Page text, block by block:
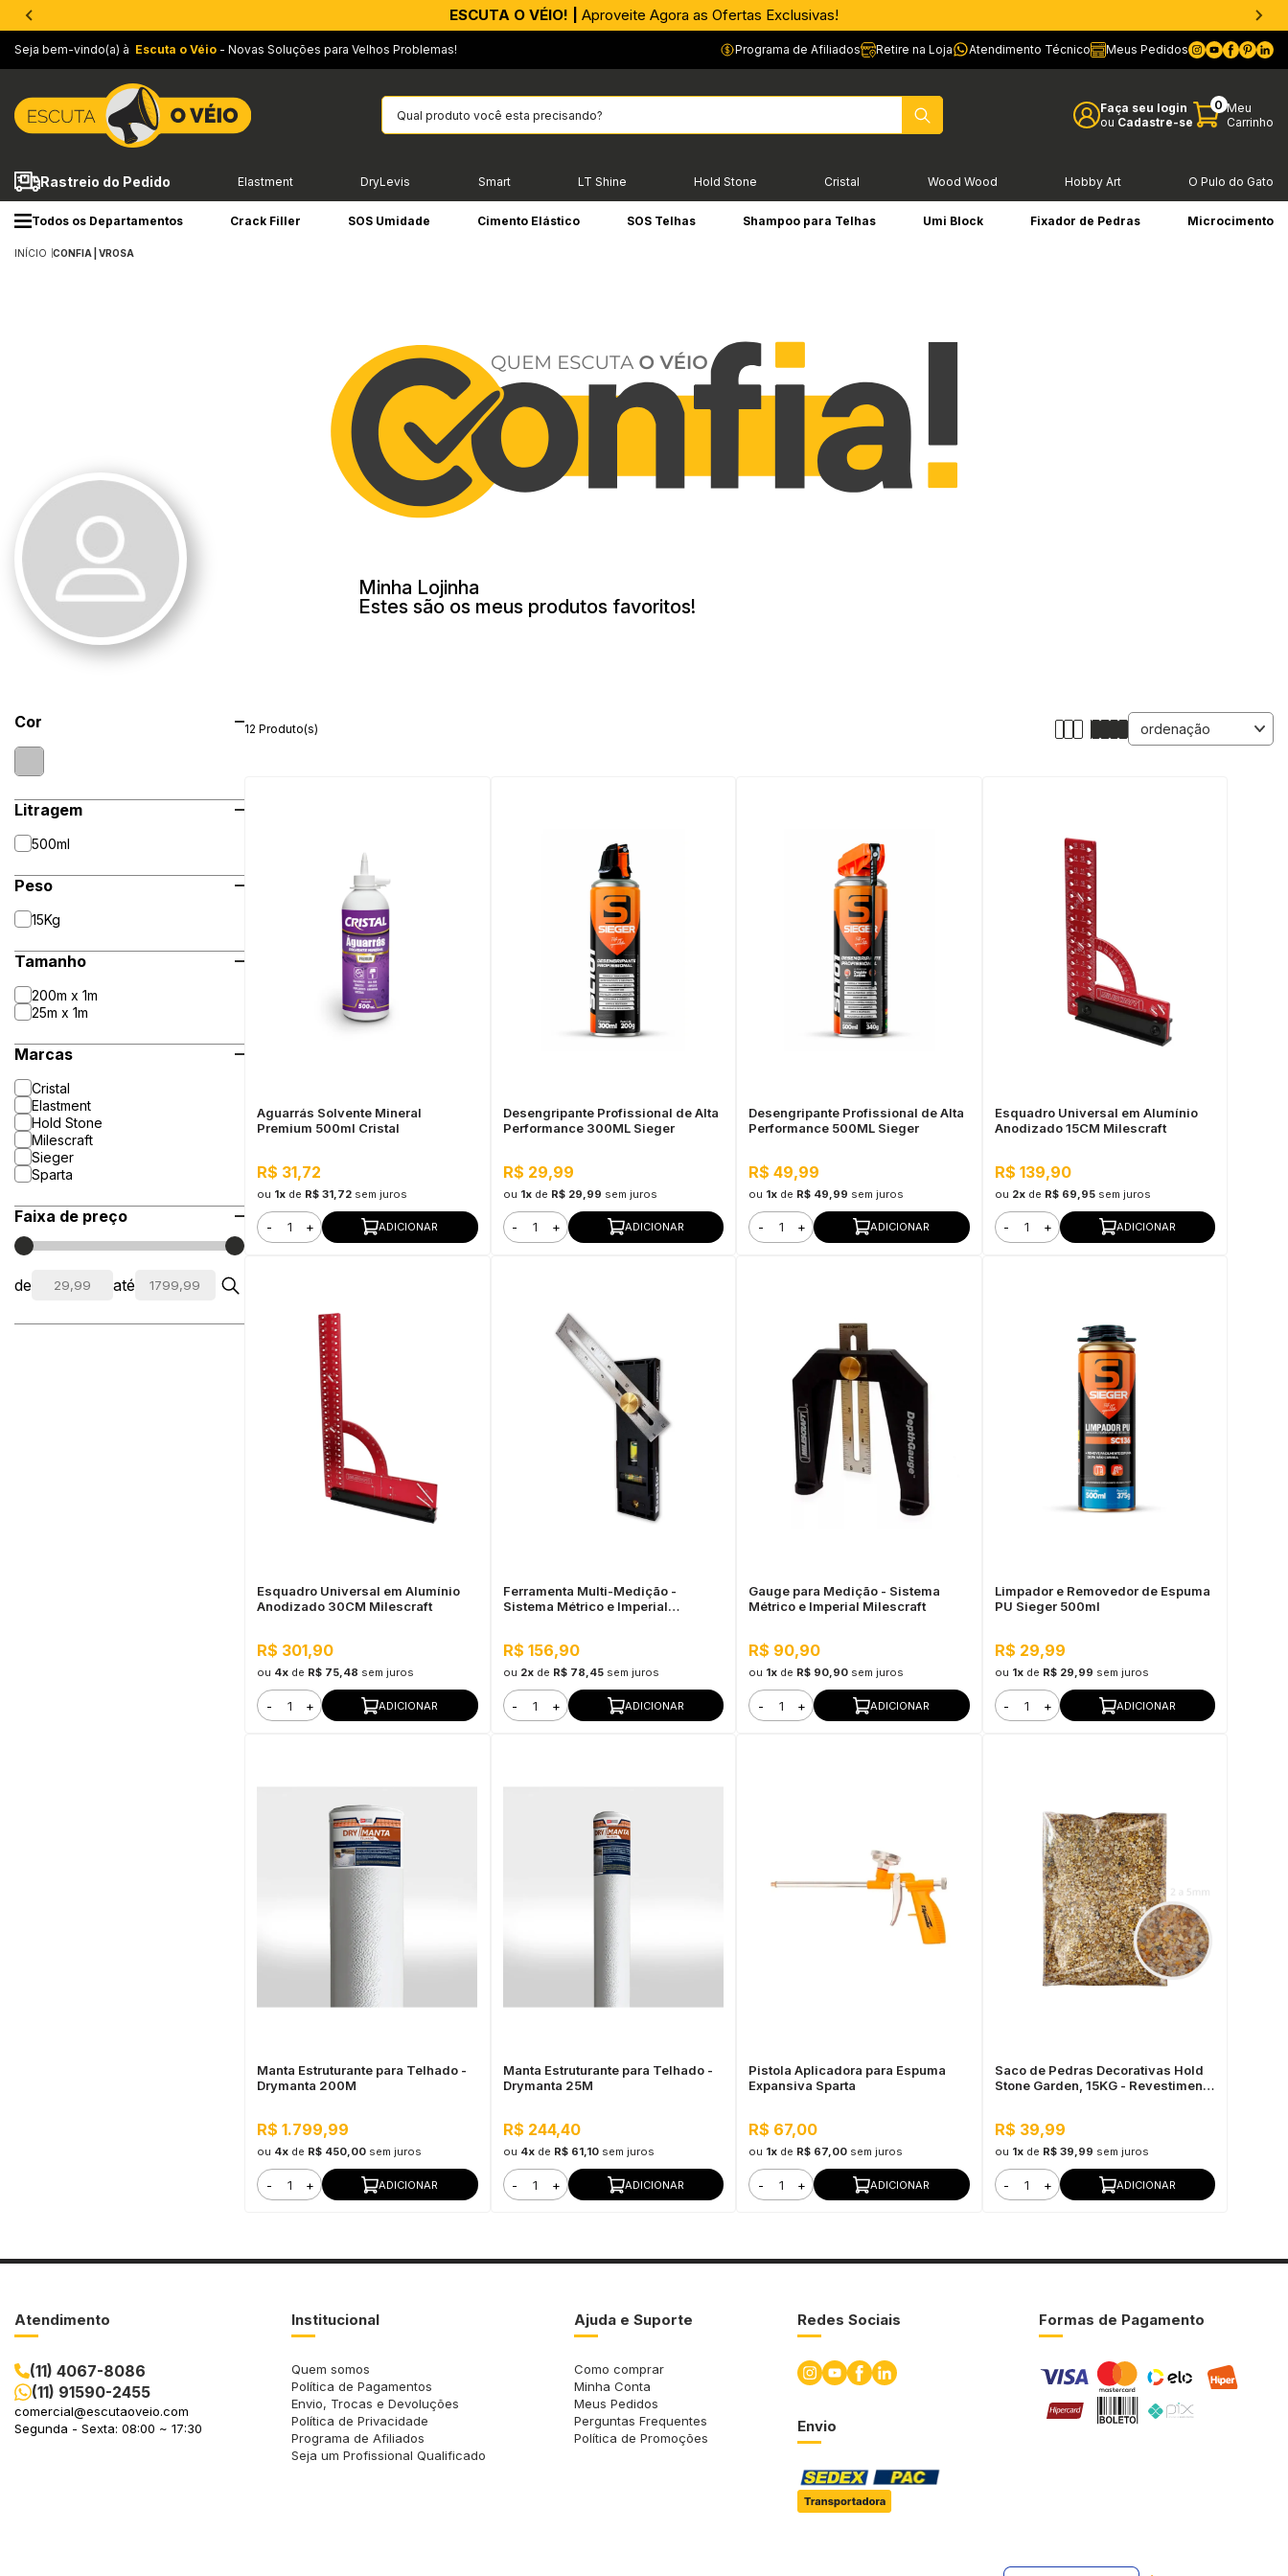
ESCUTA O VÉIO! | Aproveite Agora as Ofertas Exclusivas!
Seja bem-vindo(a) à Escuta o Véio - Novas Soluções para Velhos Problemas! Programa de Afiliados Retire na Loja Atendimento Técnico Meus Pedidos
Faça seu login
ou Cadastre-se
0 Meu
Carrinho
Rastreio do Pedido Elastment DryLevis Smart LT Shine Hold Stone Cristal Wood Wood Hobby Art O Pulo do Gato
Todos os Departamentos Crack Filler SOS Umidade Cimento Elástico SOS Telhas Shampoo para Telhas Umi Block Fixador de Pedras Microcimento
INÍCIO CONFIA | VROSA
Minha Lojinha
Estes são os meus produtos favoritos!
Cor
Litragem
500ml
Peso
15Kg
Tamanho
200m x 1m
25m x 1m
Marcas
Cristal
Elastment
Hold Stone
Milescraft
Sieger
Sparta
Faixa de preço
de até
12 Produto(s)
Aguarrás Solvente Mineral
Premium 500ml Cristal
R$ 31,72
ou 1x de R$ 31,72 sem juros
- + ADICIONAR
Desengripante Profissional de Alta
Performance 300ML Sieger
R$ 29,99
ou 1xde R$ 29,99 sem juros
- + ADICIONAR
Desengripante Profissional de Alta
Performance 500ML Sieger
R$ 49,99
ou 1x de R$ 49,99 sem juros
- + ADICIONAR
Esquadro Universal em Alumínio
Anodizado 15CM Milescraft
R$ 139,90
ou 2xde R$ 69,95 sem juros
- + ADICIONAR
Esquadro Universal em Alumínio
Anodizado 30CM Milescraft
R$ 301,90
ou 4x de R$ 75,48 sem juros
- + ADICIONAR
Ferramenta Multi-Medição -
Sistema Métrico e Imperial
R$ 156,90
ou 2xde R$ 78,45 sem juros
- + ADICIONAR
Gauge para Medição - Sistema
Métrico e Imperial Milescraft
R$ 90,90
ou 1x de R$ 90,90 sem juros
- + ADICIONAR
Limpador e Removedor de Espuma
PU Sieger 500ml
R$ 29,99
ou 1xde R$ 29,99 sem juros
- + ADICIONAR
Manta Estruturante para Telhado -
Drymanta 200M
R$ 1.799,99
ou 4x de R$ 450,00 sem juros
- + ADICIONAR
Manta Estruturante para Telhado -
Drymanta 25M
R$ 244,40
ou 4xde R$ 61,10 sem juros
- + ADICIONAR
Pistola Aplicadora para Espuma
Expansiva Sparta
R$ 67,00
ou 1x de R$ 67,00 sem juros
- + ADICIONAR
Saco de Pedras Decorativas Hold
Stone Garden, 15KG - Revestimento
R$ 39,99
ou 1xde R$ 39,99 sem juros
- + ADICIONAR
Atendimento
(11) 4067-8086
(11) 91590-2455
comercial@escutaoveio.com
Segunda - Sexta: 08:00 ~ 17:30
Institucional
Quem somos
Política de Pagamentos
Envio, Trocas e Devoluções
Política de Privacidade
Programa de Afiliados
Seja um Profissional Qualificado
Ajuda e Suporte
Como comprar
Minha Conta
Meus Pedidos
Perguntas Frequentes
Política de Promoções
Redes Sociais
Envio
Formas de Pagamento